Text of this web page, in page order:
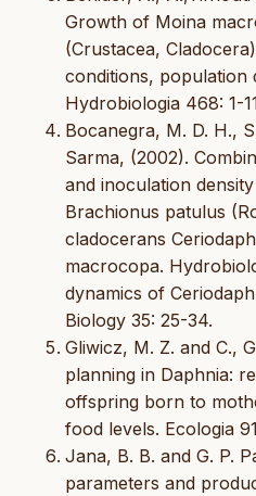
Growth of Moina
(Crustacea,
conditions, population
Hydrobiologia 468: 1-
Bocanegra, M. D. H.,
Sarma, (2002).
and inoculation
Brachionus patulus
cladocerans
macrocopa.
dynamics of
Biology 35: 25-34.
Gliwicz, M. Z. and C.,
planning in Daphnia:
offspring born to
food levels. Ecologia
Jana, B. B. and G. P.
parameters and